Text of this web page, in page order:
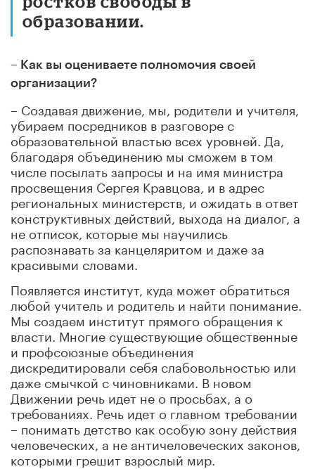
образовании.
– Как вы оцениваете полномочия своей
организации?
– Создавая движение, мы, родители и учителя,
убираем посредников в разговоре с
образовательной властью всех уровней. Да,
благодаря объединению мы сможем в том
числе посылать запросы и на имя министра
просвещения Сергея Кравцова, и в адрес
региональных министерств, и ожидать в ответ
конструктивных действий, выхода на диалог, а
не отписок, которые мы научились
распознавать за канцеляритом и даже за
красивыми словами.
Появляется институт, куда может обратиться
любой учитель и родитель и найти понимание.
Мы создаем институт прямого обращения к
власти. Многие существующие общественные
и профсоюзные объединения
дискредитировали себя слабовольностью или
даже смычкой с чиновниками. В новом
Движении речь идет не о просьбах, а о
требованиях. Речь идет о главном требовании
– понимать детство как особую зону действия
человеческих, а не античеловеческих законов,
которыми грешит взрослый мир.